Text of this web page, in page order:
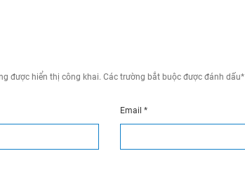
được hiển thị công khai. Các trường bắt buộc được đánh dấu*
Email *